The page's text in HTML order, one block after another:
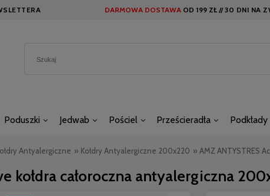
DARMOWA DOSTAWA OD 199 ZŁ //30 DNI NA
Poduszki Jedwab Pościel Prześcieradła Podkłady
Antyalergiczne » Kołdry Antyalergiczne 200x220 » AMZ ANTYSTRES
kołdra całoroczna antyalergiczna